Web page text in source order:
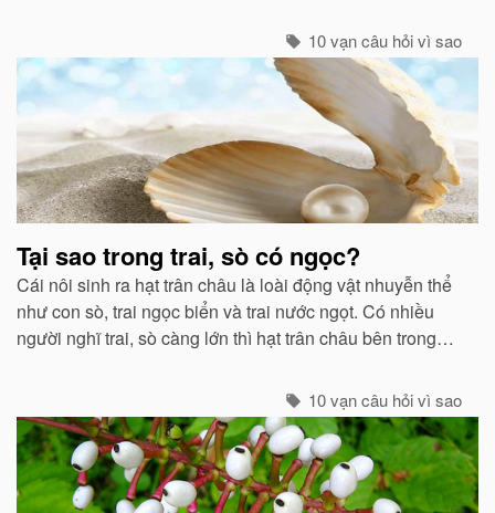
10 vạn câu hỏi vì sao
Tại sao trong trai, sò có ngọc?
Cái nôi sinh ra hạt trân châu là loài động vật nhuyễn thể
như con sò, trai ngọc biển và trai nước ngọt. Có nhiều
người nghĩ trai, sò càng lớn thì hạt trân châu bên trong
10 vạn câu hỏi vì sao